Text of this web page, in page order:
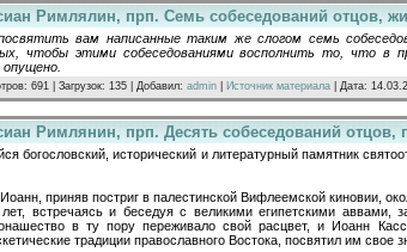
Римлялин, прп. Семь собеседований отцов,
вам написанные таким же слогом семь
чтобы этими собеседованиями восполнить то, что
691 | Загрузок: 135 | Добавил: admin Источник материала | Дата:
Римлянин, прп. Десять собеседований
богословский, исторический и литературный памятник
приняв постриг в палестинской Вифлеемской киновии,
встречаясь и беседуя с великими египетскими
в ту пору переживало свой расцвет, и Иоанн
традиции православного Востока, посвятил им свое